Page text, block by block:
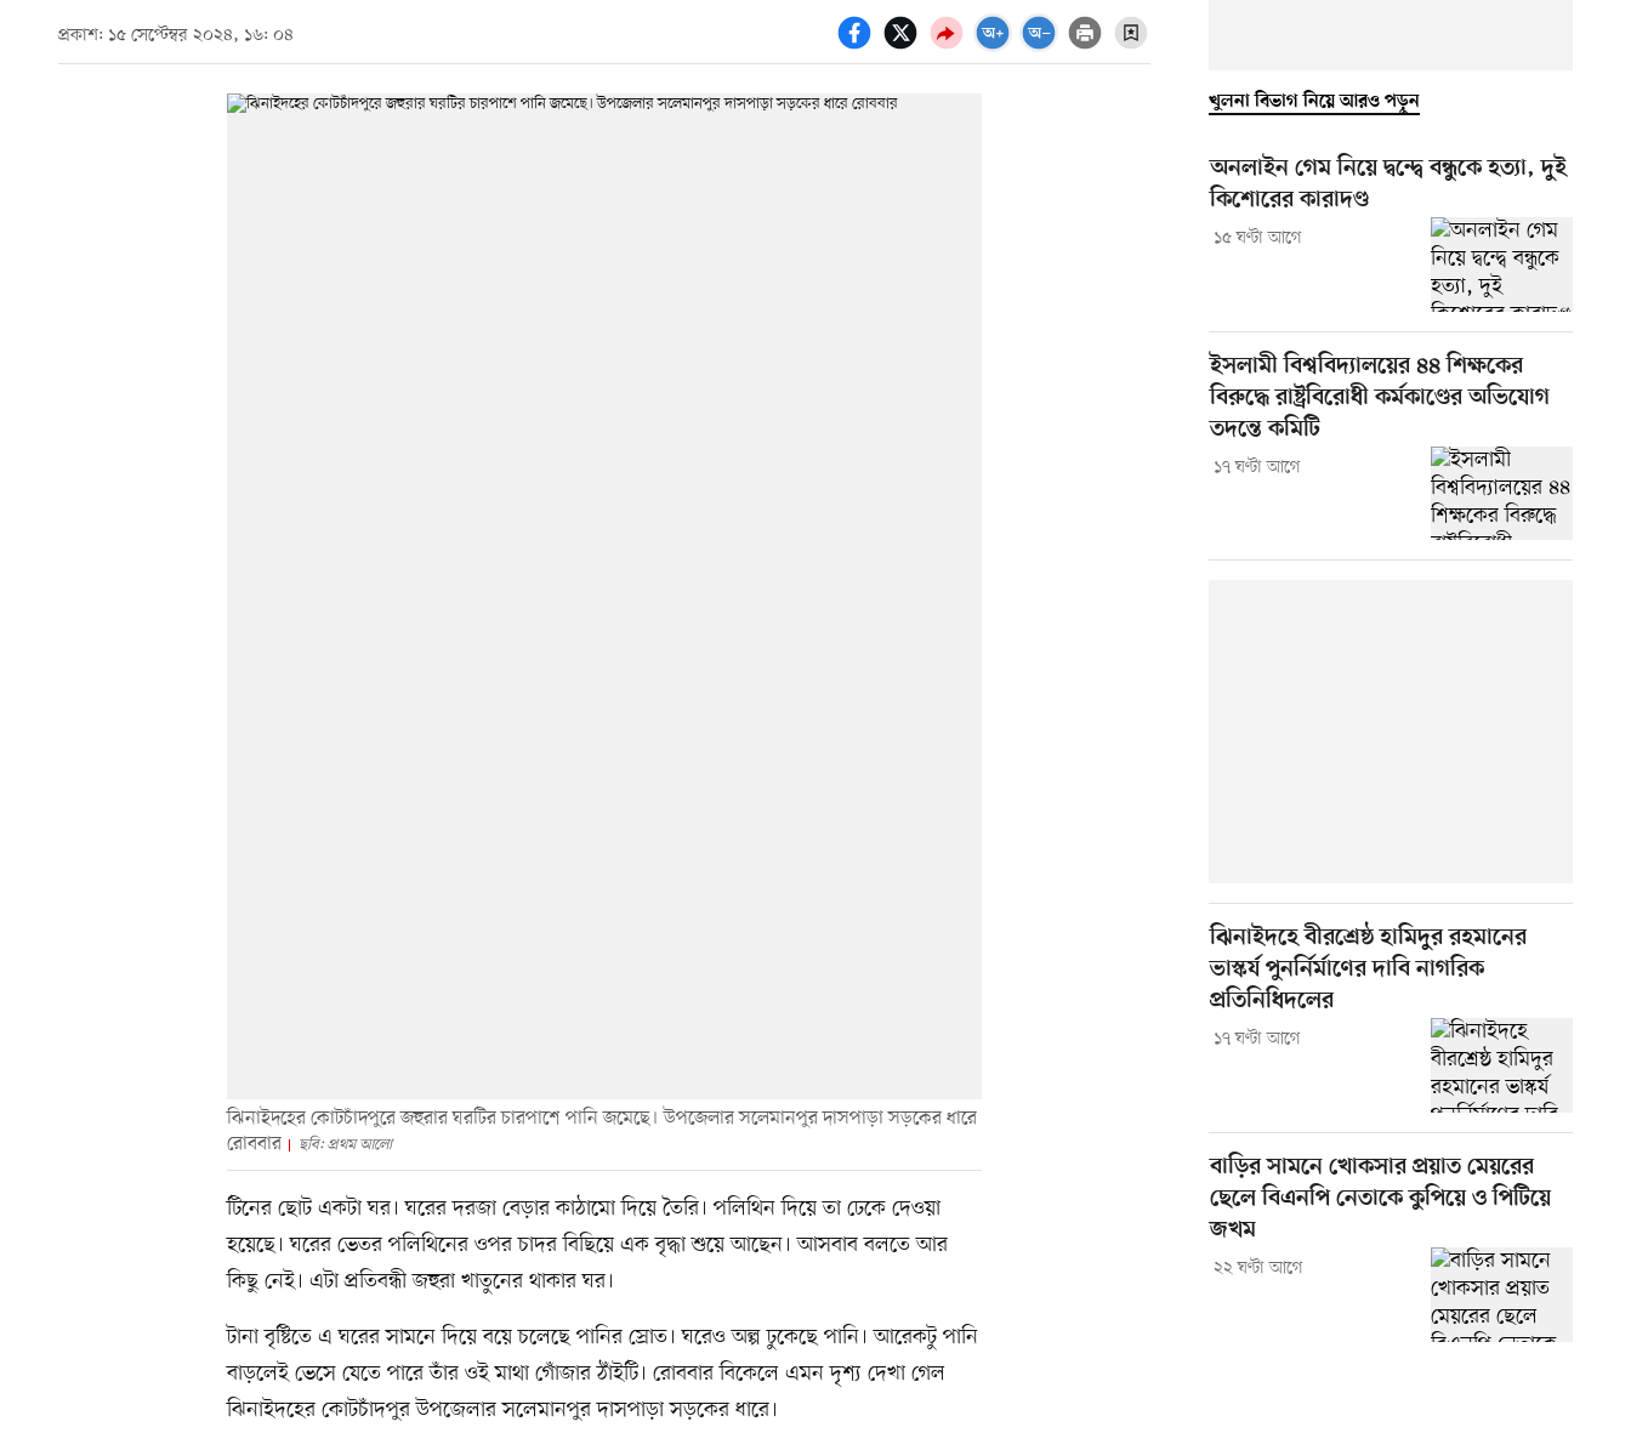
প্রকাশ: ১৫ সেপ্টেম্বর ২০২৪, ১৬: ০৪
ঝিনাইদহের কোটচাঁদপুরে জহুরার ঘরটির চারপাশে পানি জমেছে। উপজেলার সলেমানপুর দাসপাড়া সড়কের ধারে
রোববার
ছবি: প্রথম আলো
টিনের ছোট একটা ঘর। ঘরের দরজা বেড়ার কাঠামো দিয়ে তৈরি। পলিথিন দিয়ে তা ঢেকে দেওয়া
হয়েছে। ঘরের ভেতর পলিথিনের ওপর চাদর বিছিয়ে এক বৃদ্ধা শুয়ে আছেন। আসবাব বলতে আর
কিছু নেই। এটা প্রতিবন্ধী জহুরা খাতুনের থাকার ঘর।
টানা বৃষ্টিতে এ ঘরের সামনে দিয়ে বয়ে চলেছে পানির স্রোত। ঘরেও অল্প ঢুকেছে পানি। আরেকটু পানি
বাড়লেই ভেসে যেতে পারে তাঁর ওই মাথা গোঁজার ঠাঁইটি। রোববার বিকেলে এমন দৃশ্য দেখা গেল
ঝিনাইদহের কোটচাঁদপুর উপজেলার সলেমানপুর দাসপাড়া সড়কের ধারে।
খুলনা বিভাগ নিয়ে আরও পড়ুন
অনলাইন গেম নিয়ে দ্বন্দ্বে বন্ধুকে হত্যা, দুই
কিশোরের কারাদণ্ড
১৫ ঘণ্টা আগে
ইসলামী বিশ্ববিদ্যালয়ের ৪৪ শিক্ষকের
বিরুদ্ধে রাষ্ট্রবিরোধী কর্মকাণ্ডের অভিযোগ
তদন্তে কমিটি
১৭ ঘণ্টা আগে
ঝিনাইদহে বীরশ্রেষ্ঠ হামিদুর রহমানের
ভাস্কর্য পুনর্নির্মাণের দাবি নাগরিক
প্রতিনিধিদলের
১৭ ঘণ্টা আগে
বাড়ির সামনে খোকসার প্রয়াত মেয়রের
ছেলে বিএনপি নেতাকে কুপিয়ে ও পিটিয়ে
জখম
২২ ঘণ্টা আগে